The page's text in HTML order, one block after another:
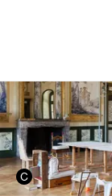
Arts
décoratifs